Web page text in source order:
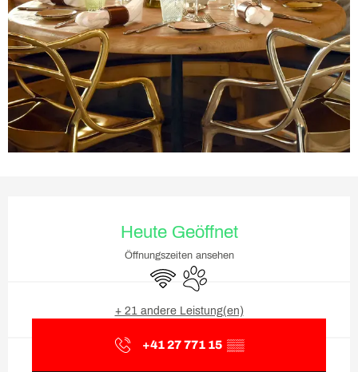
Heute Geöffnet
Öffnungszeiten ansehen
Wi-Fi Tiere erlaubt
+ 21 andere Leistung(en)
+41 27 771 15 ▒▒